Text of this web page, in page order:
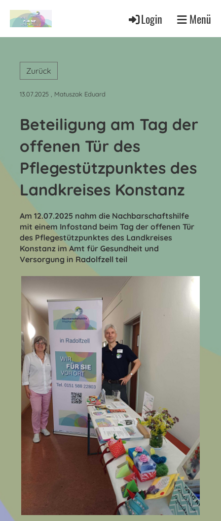
Login Menü
Zurück
13.07.2025 , Matuszak Eduard
Beteiligung am Tag der
offenen Tür des
Pflegestützpunktes des
Landkreises Konstanz
Am 12.07.2025 nahm die Nachbarschaftshilfe
mit einem Infostand beim Tag der offenen Tür
des Pflegestützpunktes des Landkreises
Konstanz im Amt für Gesundheit und
Versorgung in Radolfzell teil